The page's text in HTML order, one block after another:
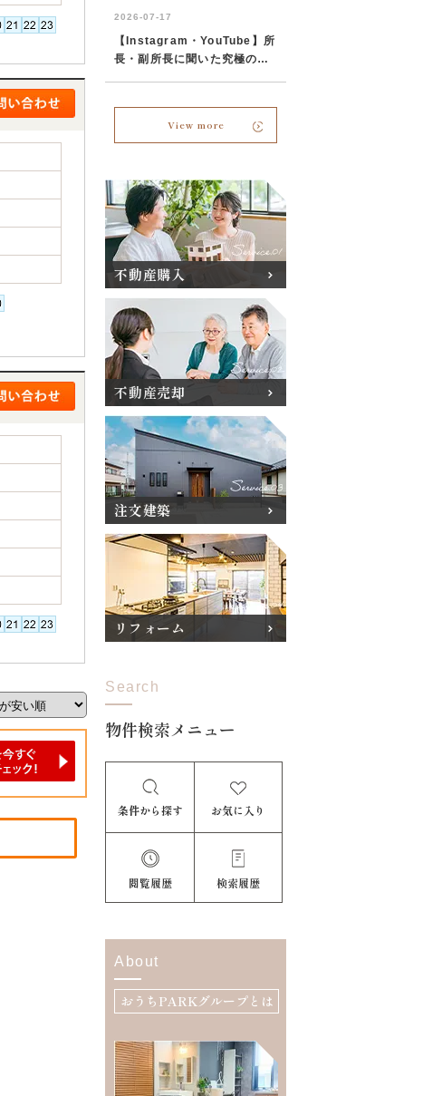
View more
不動産購入
不動産売却
注文建築
リフォーム
Search
物件検索メニュー
条件から探す お気に入り
閲覧履歴 検索履歴
About
おうちPARKグループとは